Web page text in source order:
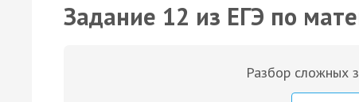
Задание 12 из ЕГЭ по
Разбор сложных